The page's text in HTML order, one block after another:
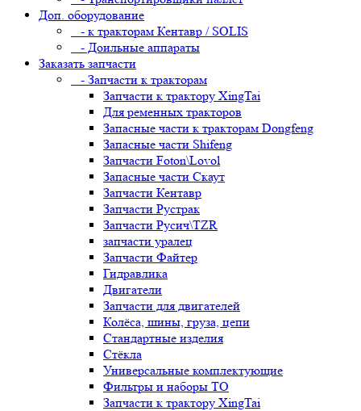
Доп. оборудование
- к тракторам Кентавр / SOLIS
- Доильные аппараты
Заказать запчасти
- Запчасти к тракторам
Запчасти к трактору XingTai
Для ременных тракторов
Запасные части к тракторам Dongfeng
Запасные части Shifeng
Запчасти Foton\Lovol
Запасные части Скаут
Запчасти Кентавр
Запчасти Рустрак
Запчасти Русич\TZR
запчасти уралец
Запчасти Файтер
Гидравлика
Двигатели
Запчасти для двигателей
Колёса, шины, груза, цепи
Стандартные изделия
Стёкла
Универсальные комплектующие
Фильтры и наборы ТО
Запчасти к трактору XingTai